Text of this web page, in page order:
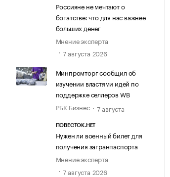
Россияне не мечтают о
богатстве: что для нас важнее
больших денег
Мнение эксперта
7 августа 2026
Минпромторг сообщил об
изучении властями идей по
поддержке селлеров WB
РБК Бизнес
7 августа
ПОВЕСТОК.НЕТ
Нужен ли военный билет для
получения загранпаспорта
Мнение эксперта
7 августа 2026